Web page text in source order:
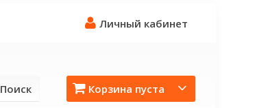
Личный кабинет
Корзина пуста
Поиск